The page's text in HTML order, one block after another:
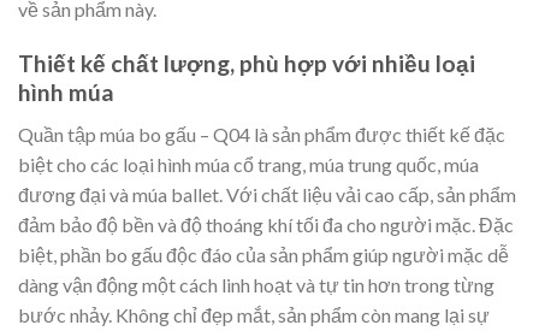
về sản phẩm này.
Thiết kế chất lượng, phù hợp với nhiều loại
hình múa
Quần tập múa bo gấu – Q04 là sản phẩm được thiết kế đặc
biệt cho các loại hình múa cổ trang, múa trung quốc, múa
đương đại và múa ballet. Với chất liệu vải cao cấp, sản phẩm
đảm bảo độ bền và độ thoáng khí tối đa cho người mặc. Đặc
biệt, phần bo gấu độc đáo của sản phẩm giúp người mặc dễ
dàng vận động một cách linh hoạt và tự tin hơn trong từng
bước nhảy. Không chỉ đẹp mắt, sản phẩm còn mang lại sự